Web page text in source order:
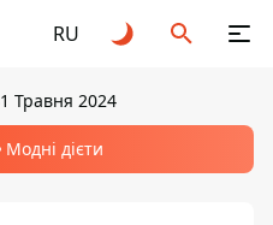
RU
Травня 2024
Модні дієти